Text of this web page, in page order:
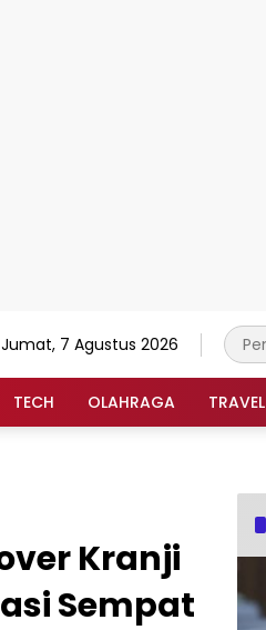
Jumat, 7 Agustus 2026
TECH OLAHRAGA TRAVEL
Kranji
Sempat